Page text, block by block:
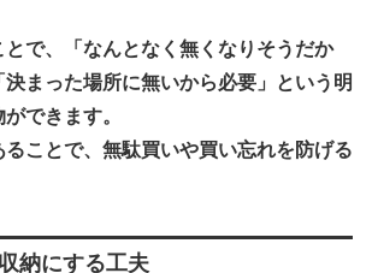
とで、「なんとなく無くなりそうだか
決まった場所に無いから必要」という明
できます。
ることで、無駄買いや買い忘れを防げる
納にする工夫